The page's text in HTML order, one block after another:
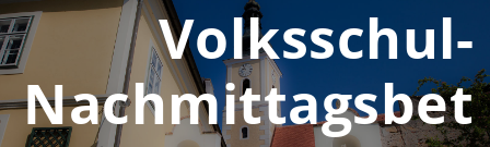
Volksschul-
Nachmittagsbet